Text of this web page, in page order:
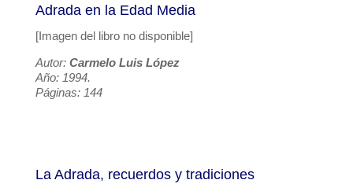
Adrada en la Edad Media
[Imagen del libro no disponible]
Autor: Carmelo Luis López
Año: 1994.
Páginas: 144
La Adrada, recuerdos y tradiciones